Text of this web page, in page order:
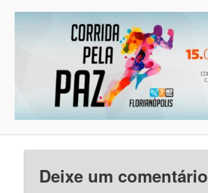
Deixe um comentário